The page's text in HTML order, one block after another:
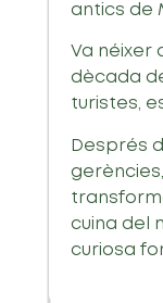
antics de
Va néixer
dècada
turistes,
Després
cuina del
curiosa